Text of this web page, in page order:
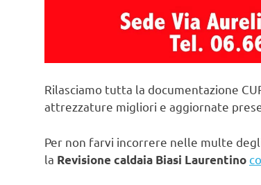
Rilasciamo tutta la documentazione
attrezzature migliori e aggiornate
Per non farvi incorrere nelle multe
la Revisione caldaia Biasi Laurentino